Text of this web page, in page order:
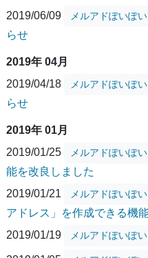
2019/06/09
メルアドぽいぽい
らせ
2019年 04月
2019/04/18
メルアドぽいぽい
らせ
2019年 01月
2019/01/25
メルアドぽいぽい
能を改良しました
2019/01/21
メルアドぽいぽい
アドレス」を作成できる機
2019/01/19
メルアドぽいぽい